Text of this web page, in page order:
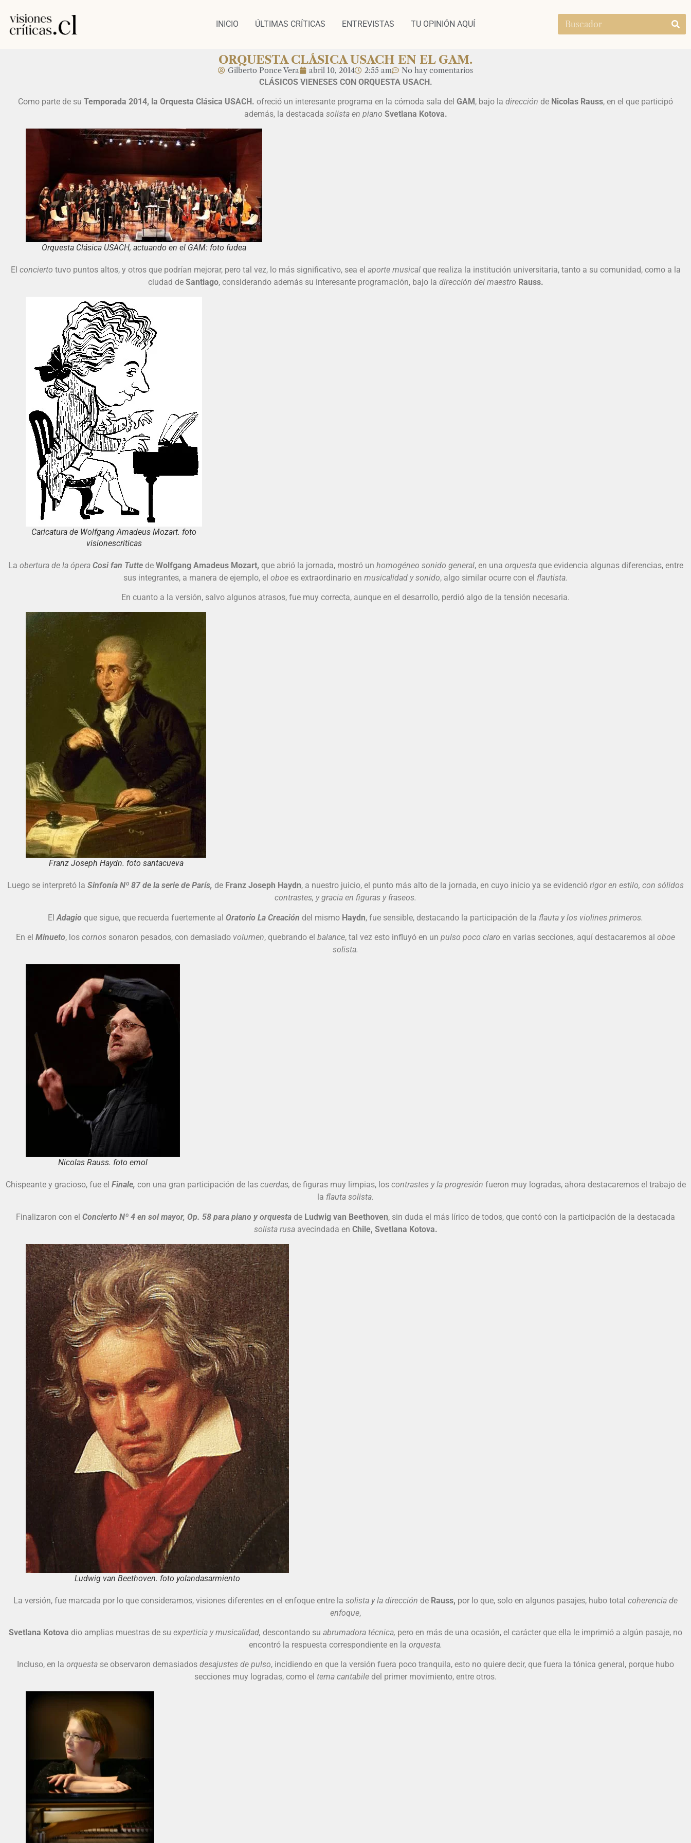
INICIO ÚLTIMAS CRÍTICAS ENTREVISTAS TU OPINIÓN AQUÍ
ORQUESTA CLÁSICA USACH EN EL GAM.
Gilberto Ponce Vera abril 10, 2014 2:55 am No hay comentarios
CLÁSICOS VIENESES CON ORQUESTA USACH.
Como parte de su Temporada 2014, la Orquesta Clásica USACH. ofreció un interesante programa en la cómoda sala del GAM, bajo la dirección de Nicolas Rauss, en el que participó
además, la destacada solista en piano Svetlana Kotova.
Orquesta Clásica USACH, actuando en el GAM: foto fudea
El concierto tuvo puntos altos, y otros que podrían mejorar, pero tal vez, lo más significativo, sea el aporte musicalque realiza la institución universitaria, tanto a su comunidad, como a la
ciudad de Santiago, considerando además su interesante programación, bajo la dirección del maestro Rauss.
Caricatura de Wolfgang Amadeus Mozart. foto
visionescriticas
La obertura de la ópera Cosi fan Tuttede Wolfgang Amadeus Mozart, que abrió la jornada, mostró un homogéneo sonido general, en una orquestaque evidencia algunas diferencias, entre
sus integrantes, a manera de ejemplo, el oboe es extraordinario en musicalidad y sonido, algo similar ocurre con el flautista.
En cuanto a la versión, salvo algunos atrasos, fue muy correcta, aunque en el desarrollo, perdió algo de la tensión necesaria.
Franz Joseph Haydn. foto santacueva
Luego se interpretó la Sinfonía Nº 87 de la serie de París, de Franz Joseph Haydn, a nuestro juicio, el punto más alto de la jornada, en cuyo inicio ya se evidenció rigor en estilo, con sólidos
contrastes, y gracia en figuras y fraseos.
El Adagio que sigue, que recuerda fuertemente al Oratorio La Creación del mismo Haydn, fue sensible, destacando la participación de la flauta y los violines primeros.
En el Minueto, los cornos sonaron pesados, con demasiado volumen, quebrando el balance, tal vez esto influyó en un pulso poco claro en varias secciones, aquí destacaremos al oboe
solista.
Nicolas Rauss. foto emol
Chispeante y gracioso, fue el Finale, con una gran participación de lascuerdas, de figuras muy limpias, los contrastes y la progresión fueron muy logradas, ahora destacaremos el trabajo de
la flauta solista.
Finalizaron con el Concierto Nº 4 en sol mayor, Op. 58 para piano y orquesta de Ludwig van Beethoven, sin duda el más lírico de todos, que contó con la participación de la destacada
solista rusaavecindada en Chile, Svetlana Kotova.
Ludwig van Beethoven. foto yolandasarmiento
La versión, fue marcada por lo que consideramos, visiones diferentes en el enfoque entre la solista y la dirección de Rauss, por lo que, solo en algunos pasajes, hubo total coherencia de
enfoque,
Svetlana Kotova dio amplias muestras de su experticia y musicalidad, descontando su abrumadora técnica, pero en más de una ocasión, el carácter que ella le imprimió a algún pasaje, no
encontró la respuesta correspondiente en la orquesta.
Incluso, en la orquesta se observaron demasiados desajustes de pulso, incidiendo en que la versión fuera poco tranquila, esto no quiere decir, que fuera la tónica general, porque hubo
secciones muy logradas, como el tema cantabile del primer movimiento, entre otros.